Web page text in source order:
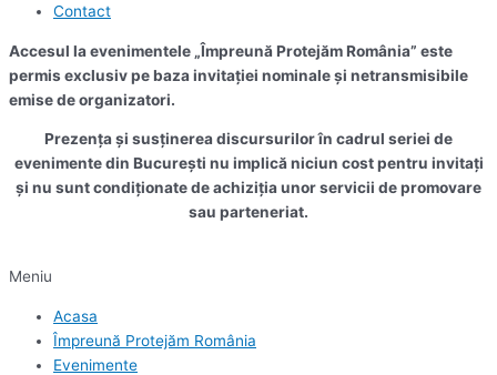
Contact
Accesul la evenimentele „Împreună Protejăm România” este
permis exclusiv pe baza invitației nominale și netransmisibile
emise de organizatori.
Prezența și susținerea discursurilor în cadrul seriei de
evenimente din București nu implică niciun cost pentru invitați
și nu sunt condiționate de achiziția unor servicii de promovare
sau parteneriat.
Meniu
Acasa
Împreună Protejăm România
Evenimente